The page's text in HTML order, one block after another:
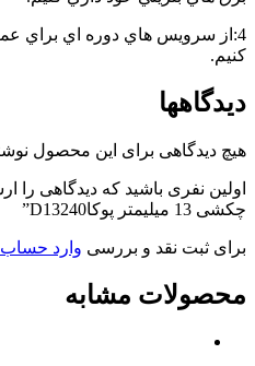
4:از سرويس هاي دوره اي براي
کنيم.
دیدگاهها
هیچ دیدگاهی برای این محصول
اولین نفری باشید که دیدگاهی را
چکشی 13 میلیمتر پوکاD13240”
برای ثبت نقد و بررسی وارد
محصولات مشابه